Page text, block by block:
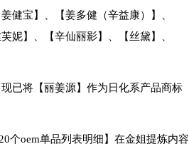
健宝】、【姜多健（辛益康）】、
妮】、【辛仙丽影】、【丝黛】、
已将【丽姜源】作为日化系产品商标
个oem单品列表明细】在金姐提炼内容